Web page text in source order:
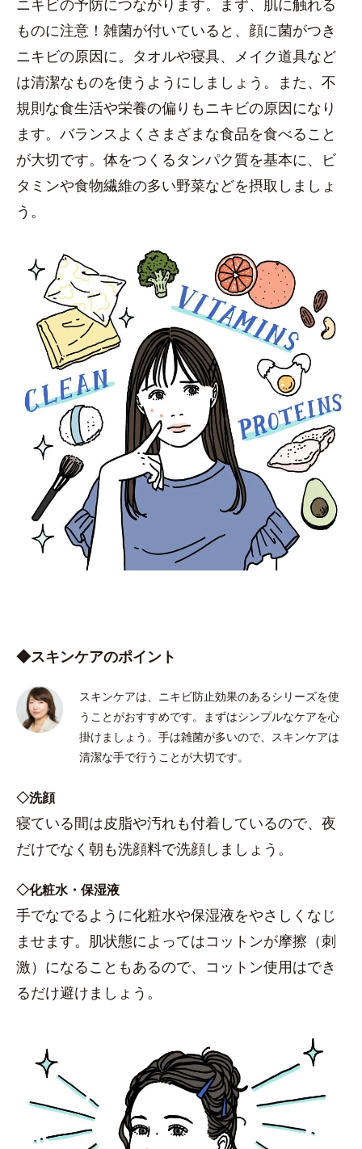
ニキビの予防につながります。まず、肌に触れる
ものに注意！雑菌が付いていると、顔に菌がつき
ニキビの原因に。タオルや寝具、メイク道具など
は清潔なものを使うようにしましょう。また、不
規則な食生活や栄養の偏りもニキビの原因になり
ます。バランスよくさまざまな食品を食べること
が大切です。体をつくるタンパク質を基本に、ビ
タミンや食物繊維の多い野菜などを摂取しましょ
う。
◆スキンケアのポイント
スキンケアは、ニキビ防止効果のあるシリーズを使
うことがおすすめです。まずはシンプルなケアを心
掛けましょう。手は雑菌が多いので、スキンケアは
清潔な手で行うことが大切です。
◇洗顔
寝ている間は皮脂や汚れも付着しているので、夜
だけでなく朝も洗顔料で洗顔しましょう。
◇化粧水・保湿液
手でなでるように化粧水や保湿液をやさしくなじ
ませます。肌状態によってはコットンが摩擦（刺
激）になることもあるので、コットン使用はでき
るだけ避けましょう。